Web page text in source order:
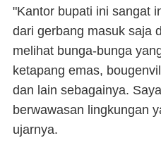
"Kantor bupati ini sangat
dari gerbang masuk saja
melihat bunga-bunga
ketapang emas,
dan lain sebagainya.
berwawasan lingkungan
ujarnya.